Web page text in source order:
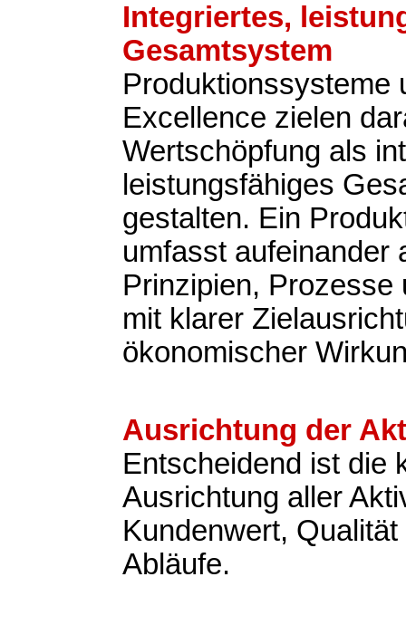
Integriertes,
Gesamtsystem
Produktionssysteme
Excellence zielen
Wertschöpfung als
leistungsfähiges
gestalten. Ein
umfasst aufeinander
Prinzipien, Prozesse
mit klarer
ökonomischer
Ausrichtung der
Entscheidend ist die
Ausrichtung aller
Kundenwert,
Abläufe.